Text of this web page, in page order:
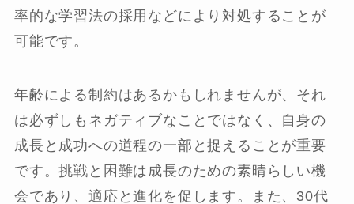
率的な学習法の採用などにより対処することが
可能です。
年齢による制約はあるかもしれませんが、それ
は必ずしもネガティブなことではなく、自身の
成長と成功への道程の一部と捉えることが重要
です。挑戦と困難は成長のための素晴らしい機
会であり、適応と進化を促します。また、30代